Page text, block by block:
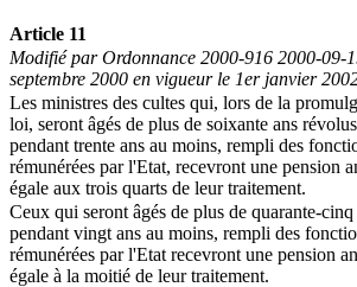
Article 11
Modifié par Ordonnance 2000-916 2000-09-
septembre 2000 en vigueur le 1er janvier
Les ministres des cultes qui, lors de la
loi, seront âgés de plus de soixante ans
pendant trente ans au moins, rempli des
rémunérées par l'Etat, recevront une pension
égale aux trois quarts de leur traitement.
Ceux qui seront âgés de plus de quarante-
pendant vingt ans au moins, rempli des
rémunérées par l'Etat recevront une pension
égale à la moitié de leur traitement.